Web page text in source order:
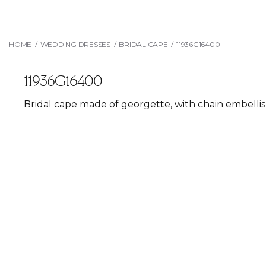
HOME / WEDDING DRESSES / BRIDAL CAPE / 11936G16400
11936G16400
Bridal cape made of georgette, with chain